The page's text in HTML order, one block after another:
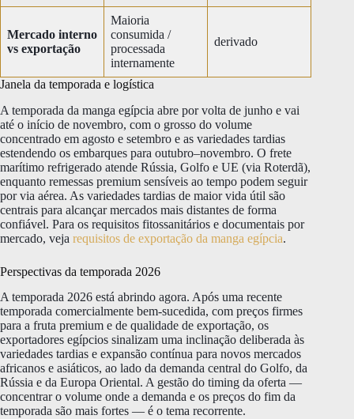
Mercado interno
vs exportação
Maioria
consumida /
processada
internamente
derivado
Janela da temporada e logística
A temporada da manga egípcia abre por volta de junho e vai
até o início de novembro, com o grosso do volume
concentrado em agosto e setembro e as variedades tardias
estendendo os embarques para outubro–novembro. O frete
marítimo refrigerado atende Rússia, Golfo e UE (via Roterdã),
enquanto remessas premium sensíveis ao tempo podem seguir
por via aérea. As variedades tardias de maior vida útil são
centrais para alcançar mercados mais distantes de forma
confiável. Para os requisitos fitossanitários e documentais por
mercado, veja requisitos de exportação da manga egípcia.
Perspectivas da temporada 2026
A temporada 2026 está abrindo agora. Após uma recente
temporada comercialmente bem-sucedida, com preços firmes
para a fruta premium e de qualidade de exportação, os
exportadores egípcios sinalizam uma inclinação deliberada às
variedades tardias e expansão contínua para novos mercados
africanos e asiáticos, ao lado da demanda central do Golfo, da
Rússia e da Europa Oriental. A gestão do timing da oferta —
concentrar o volume onde a demanda e os preços do fim da
temporada são mais fortes — é o tema recorrente.